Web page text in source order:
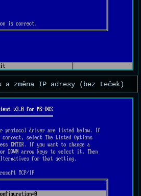
a změna IP adresy (bez teček)